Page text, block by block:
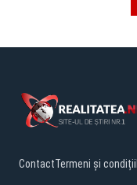
ContactTermeni și condiții